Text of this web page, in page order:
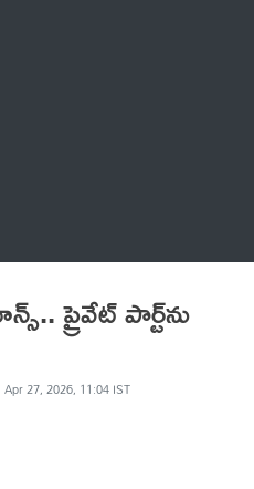
ప్రైవేట్ పార్ట్‌ను
Apr 27, 2026, 11:04 IST